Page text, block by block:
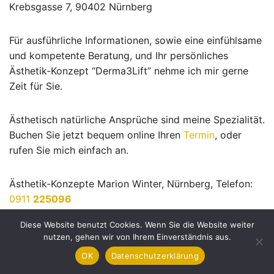
Krebsgasse 7, 90402 Nürnberg
Für ausführliche Informationen, sowie eine einfühlsame
und kompetente Beratung, und Ihr persönliches
Ästhetik-Konzept “Derma3Lift” nehme ich mir gerne
Zeit für Sie.
Ästhetisch natürliche Ansprüche sind meine Spezialität.
Buchen Sie jetzt bequem online Ihren Termin, oder
rufen Sie mich einfach an.
Ästhetik-Konzepte Marion Winter, Nürnberg, Telefon:
0911 225096
Diese Website benutzt Cookies. Wenn Sie die Website weiter
nutzen, gehen wir von Ihrem Einverständnis aus.
OK
Datenschutzerklärung